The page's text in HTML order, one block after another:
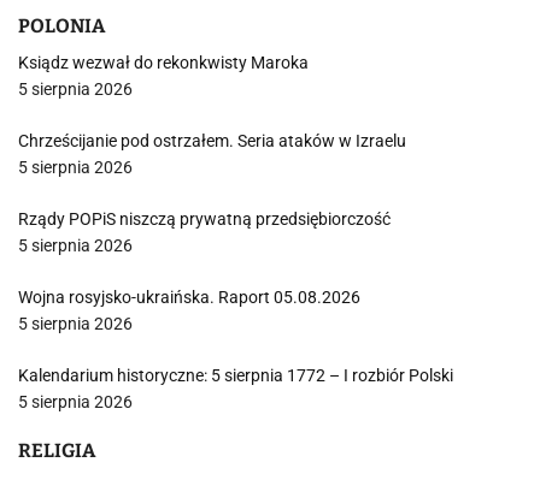
POLONIA
Ksiądz wezwał do rekonkwisty Maroka
5 sierpnia 2026
Chrześcijanie pod ostrzałem. Seria ataków w Izraelu
5 sierpnia 2026
Rządy POPiS niszczą prywatną przedsiębiorczość
5 sierpnia 2026
Wojna rosyjsko-ukraińska. Raport 05.08.2026
5 sierpnia 2026
Kalendarium historyczne: 5 sierpnia 1772 – I rozbiór Polski
5 sierpnia 2026
RELIGIA